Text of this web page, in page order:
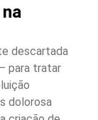
descartada
para tratar
dolorosa